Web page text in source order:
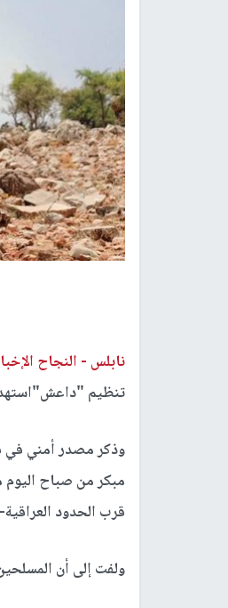
نابلس - النجاح
تنظيم
وذكر مصدر أمني في
مبكر من صباح اليوم
قرب الحدود
ولفت إلى أن